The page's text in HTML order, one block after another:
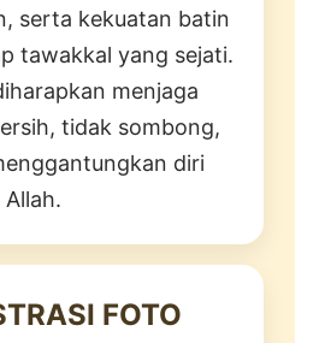
serta kekuatan batin
tawakkal yang sejati.
menjaga
tidak sombong,
diri
Allah.
FOTO